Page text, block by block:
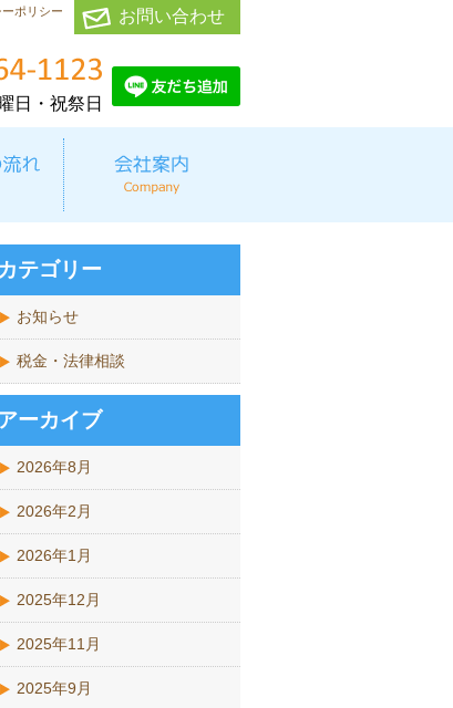
ーポリシー お問い合わせ
日・祝祭日
カテゴリー
お知らせ
税金・法律相談
アーカイブ
2026年8月
2026年2月
2026年1月
2025年12月
2025年11月
2025年9月